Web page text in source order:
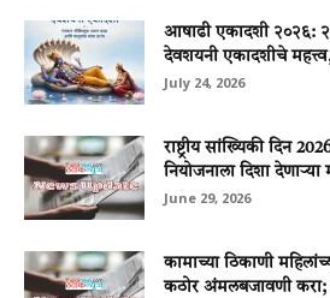
आषाढी एकादशी २०२६:
देवशयनी एकादशीचे
July 24, 2026
राष्ट्रीय सांख्यिकी दिन
नियोजनाला दिशा
June 29, 2026
कामाच्या ठिकाणी
कठोर अंमलबजावणी करा;